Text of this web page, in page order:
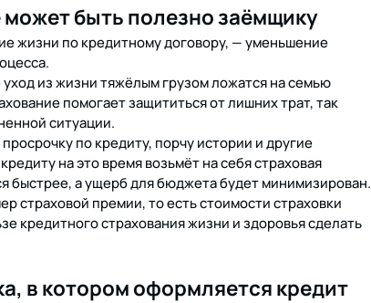
быть полезно заёмщику
жизни по кредитному договору, — уменьшение
из жизни тяжёлым грузом ложатся на семью
помогает защититься от лишних трат, так
ситуации.
по кредиту, порчу истории и другие
на это время возьмёт на себя страховая
быстрее, а ущерб для бюджета будет минимизирован.
страховой премии, то есть стоимости страховки
кредитного страхования жизни и здоровья сделать
в котором оформляется кредит